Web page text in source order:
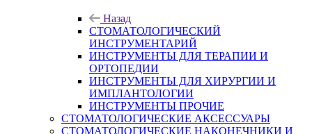
Назад
СТОМАТОЛОГИЧЕСКИЙ
ИНСТРУМЕНТАРИЙ
ИНСТРУМЕНТЫ ДЛЯ ТЕРАПИИ И
ОРТОПЕДИИ
ИНСТРУМЕНТЫ ДЛЯ ХИРУРГИИ И
ИМПЛАНТОЛОГИИ
ИНСТРУМЕНТЫ ПРОЧИЕ
СТОМАТОЛОГИЧЕСКИЕ АКСЕССУАРЫ
СТОМАТОЛОГИЧЕСКИЕ НАКОНЕЧНИКИ И